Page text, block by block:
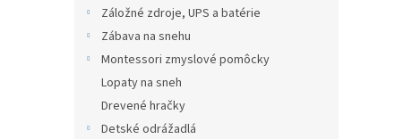
Záložné zdroje, UPS a batérie
Zábava na snehu
Montessori zmyslové pomôcky
Lopaty na sneh
Drevené hračky
Detské odrážadlá